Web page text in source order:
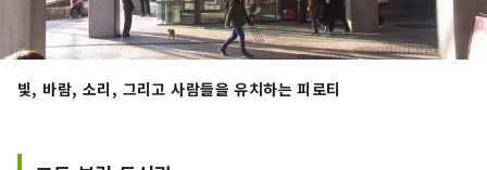
빛, 바람, 소리, 그리고 사람들을 유치하는 피로티